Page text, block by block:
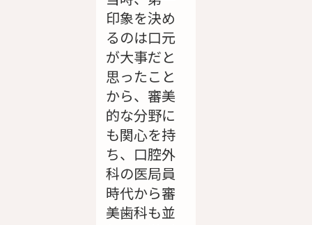
印象を決め
るのは口元
が大事だと
思ったこと
から、審美
的な分野に
も関心を持
ち、口腔外
科の医局員
時代から審
美歯科も並